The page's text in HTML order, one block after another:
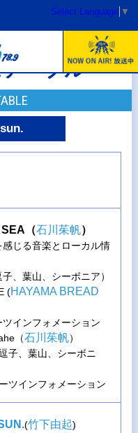
Select Language ▼
ーブル
（石川茱帆）
じる音楽とローカル情
、葉山、シーボニア）
(HAYAMA BREAD
インフォメーション
（石川茱帆）
子、葉山、シーボニ
ツインフォメーション
(竹下由起)